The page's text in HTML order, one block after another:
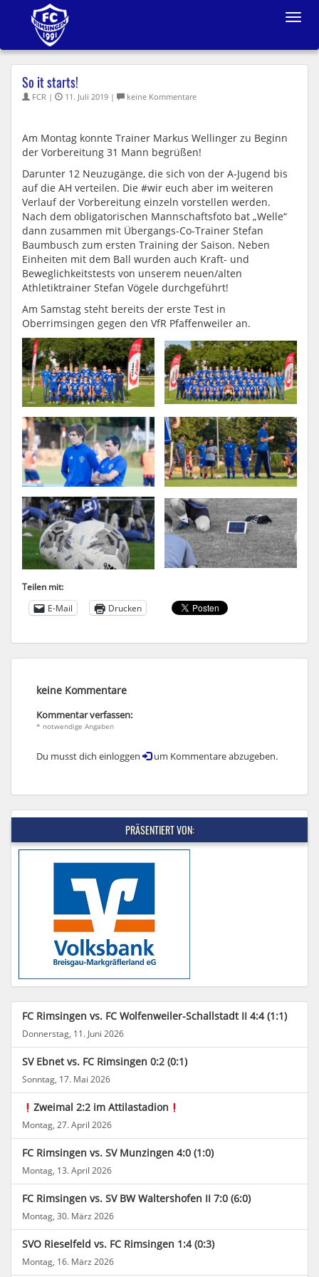
Toggle
So it starts!
FCR | 11. Juli 2019 | keine Kommentare
Am Montag konnte Trainer Markus Wellinger zu Beginn
der Vorbereitung 31 Mann begrüßen!
Darunter 12 Neuzugänge, die sich von der A-Jugend bis
auf die AH verteilen. Die #wir euch aber im weiteren
Verlauf der Vorbereitung einzeln vorstellen werden.
Nach dem obligatorischen Mannschaftsfoto bat „Welle“
dann zusammen mit Übergangs-Co-Trainer Stefan
Baumbusch zum ersten Training der Saison. Neben
Einheiten mit dem Ball wurden auch Kraft- und
Beweglichkeitstests von unserem neuen/alten
Athletiktrainer Stefan Vögele durchgeführt!
Am Samstag steht bereits der erste Test in
Oberrimsingen gegen den VfR Pfaffenweiler an.
Teilen mit:
E-Mail
Drucken
keine Kommentare
Kommentar verfassen:
* notwendige Angaben
Du musst dich einloggen um Kommentare abzugeben.
PRÄSENTIERT VON:
FC Rimsingen vs. FC Wolfenweiler-Schallstadt II 4:4 (1:1)
Donnerstag, 11. Juni 2026
SV Ebnet vs. FC Rimsingen 0:2 (0:1)
Sonntag, 17. Mai 2026
Zweimal 2:2 im Attilastadion
Montag, 27. April 2026
FC Rimsingen vs. SV Munzingen 4:0 (1:0)
Montag, 13. April 2026
FC Rimsingen vs. SV BW Waltershofen II 7:0 (6:0)
Montag, 30. März 2026
SVO Rieselfeld vs. FC Rimsingen 1:4 (0:3)
Montag, 16. März 2026